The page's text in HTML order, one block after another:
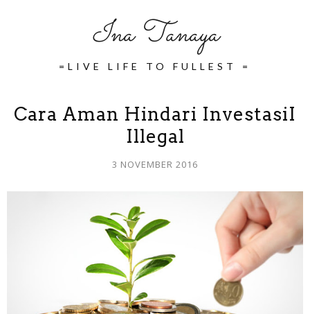
Ina Tanaya
=LIVE LIFE TO FULLEST =
Cara Aman Hindari InvestasiI
Illegal
3 NOVEMBER 2016